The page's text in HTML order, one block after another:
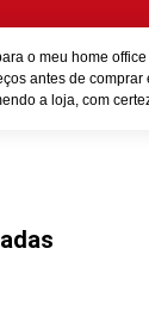
o meu home
antes de comprar
a loja, com